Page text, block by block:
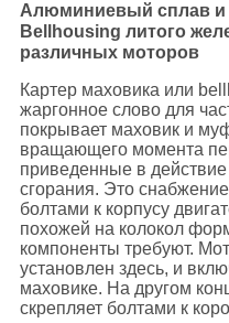
Алюминиевый сплав и
Bellhousing литого
различных моторов
Картер маховика или
жаргонное слово для
покрывает маховик и
вращающего момента
приведенные в
сгорания. Это
болтами к корпусу
похожей на колокол
компоненты требуют.
установлен здесь, и
маховике. На другом
скрепляет болтами к